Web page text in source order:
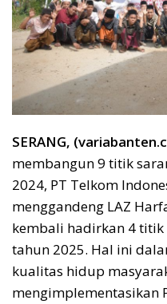
SERANG,
membangun 9 titik
2024, PT Telkom
menggandeng LAZ
kembali hadirkan 4
tahun 2025. Hal ini
kualitas hidup
mengimplementasikan